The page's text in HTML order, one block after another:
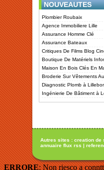
NOUVEAUTES
Plombier Roubaix
Agence Immobiliere Lille
Assurance Homme Clé
Assurance Bateaux
Critiques De Films Blog
Boutique De Matériels
Maison En Bois Clés En
Broderie Sur Vêtements Au
Diagnostic Plomb à
Ingénierie De Bâtiment à
Autres sites : creation de
annuaire flux rss |
ERRORE: Non riesco a